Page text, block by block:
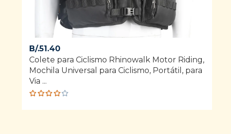
B/.51.40
Colete para Ciclismo Rhinowalk Motor Riding,
Mochila Universal para Ciclismo, Portátil, para
Via ...